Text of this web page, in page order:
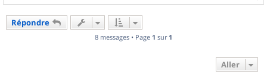
a
Répondre
8 messages • Page 1 sur 1
Aller